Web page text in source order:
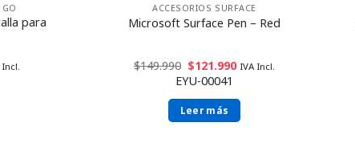
para
ACCESORIOS SURFACE
Microsoft Surface Pen – Red
$149.990 $121.990 IVA Incl.
EYU-00041
Leer más